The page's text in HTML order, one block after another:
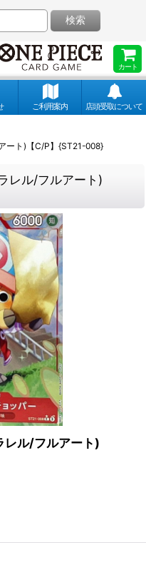
カート
検索
ご利用案内 店頭受取について
ート)【C/P】{ST21-008}
レル/フルアート)
レル/フルアート)